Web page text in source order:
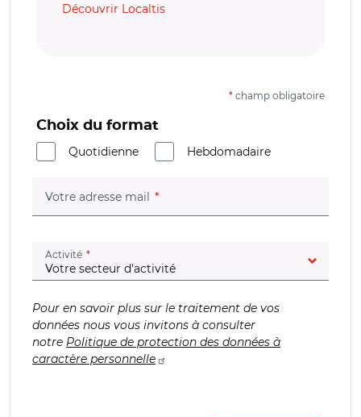
Découvrir Localtis
* champ obligatoire
Choix du format
Quotidienne
Hebdomadaire
Votre adresse mail (champ obligatoire)
Activité (champ obligatoire)
Pour en savoir plus sur le traitement de vos
données nous vous invitons à consulter
notre Politique de protection des données à
caractère personnelle